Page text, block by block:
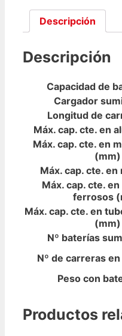
Descripción
Descripción
Capacidad de
Cargador
Longitud de
Máx. cap. cte. en
Máx. cap. cte. en
(mm)
Máx. cap. cte.
Máx. cap. cte.
ferrosos
Máx. cap. cte. en
(mm)
Nº baterías
Nº de carreras
Peso con
Productos